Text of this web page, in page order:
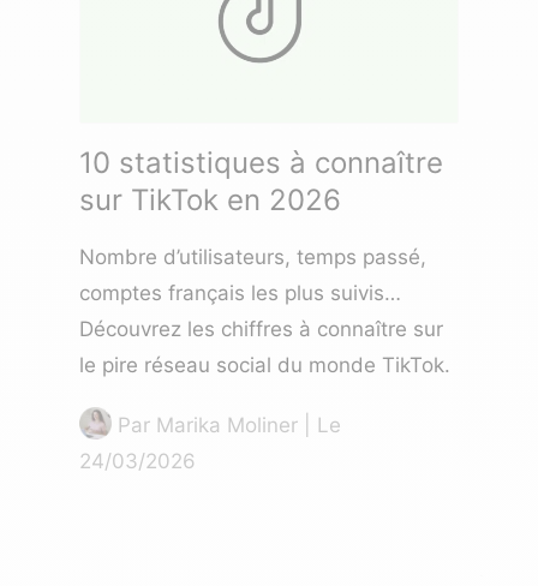
10 statistiques à connaître
sur TikTok en 2026
Nombre d’utilisateurs, temps passé,
comptes français les plus suivis…
Découvrez les chiffres à connaître sur
le pire réseau social du monde TikTok.
Par Marika Moliner | Le
24/03/2026